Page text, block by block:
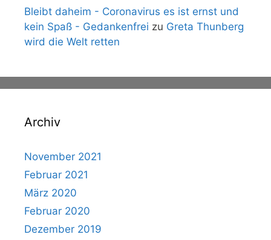
Bleibt daheim - Coronavirus es ist ernst und
kein Spaß - Gedankenfrei zu Greta Thunberg
wird die Welt retten
Archiv
November 2021
Februar 2021
März 2020
Februar 2020
Dezember 2019